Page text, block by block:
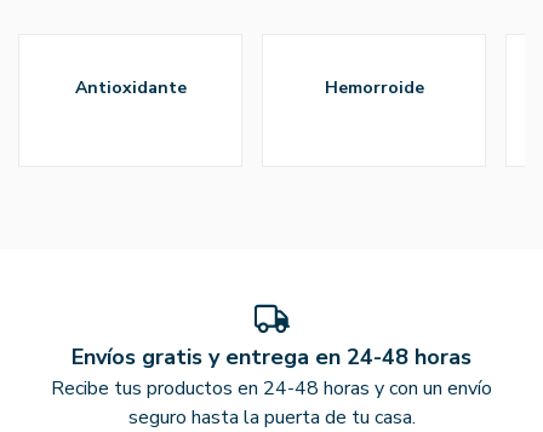
antioxidante hemorroide
Envíos gratis y entrega en 24-48 horas
Recibe tus productos en 24-48 horas y con un envío
seguro hasta la puerta de tu casa.